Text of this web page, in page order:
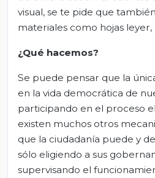
visual, se te pide que
materiales como hojas
¿Qué hacemos?
Se puede pensar que la
en la vida democrática de
participando en el proceso
existen muchos otros
que la ciudadanía puede y
sólo eligiendo a sus
supervisando el